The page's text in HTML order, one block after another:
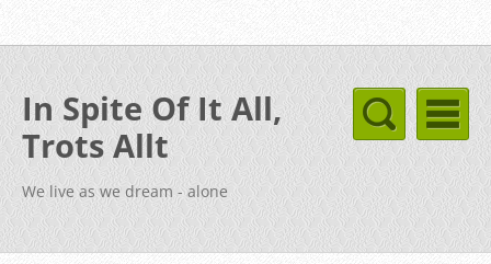
In Spite Of It All,
Trots Allt
We live as we dream - alone